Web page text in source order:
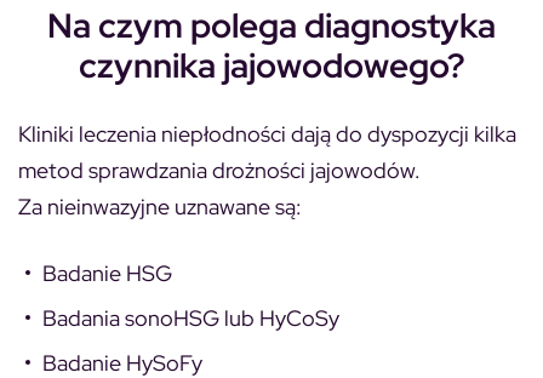
Na czym polega diagnostyka
czynnika jajowodowego?
Kliniki leczenia niepłodności dają do dyspozycji kilka
metod sprawdzania drożności jajowodów.
Za nieinwazyjne uznawane są:
Badanie HSG
Badania sonoHSG lub HyCoSy
Badanie HySoFy